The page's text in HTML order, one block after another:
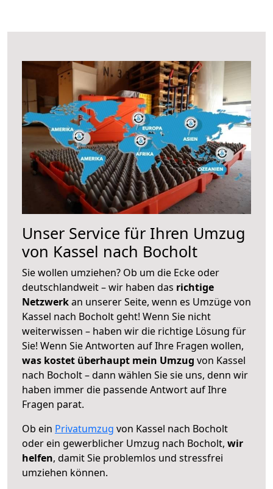
Unser Service für Ihren Umzug
von Kassel nach Bocholt
Sie wollen umziehen? Ob um die Ecke oder
deutschlandweit – wir haben das richtige
Netzwerkan unserer Seite, wenn es Umzüge von
Kassel nach Bocholt geht! Wenn Sie nicht
weiterwissen – haben wir die richtige Lösung für
Sie! Wenn Sie Antworten auf Ihre Fragen wollen,
was kostet überhaupt mein Umzug von Kassel
nach Bocholt – dann wählen Sie sie uns, denn wir
haben immer die passende Antwort auf Ihre
Fragen parat.
Ob ein Privatumzug von Kassel nach Bocholt
oder ein gewerblicher Umzug nach Bocholt, wir
helfen, damit Sie problemlos und stressfrei
umziehen können.